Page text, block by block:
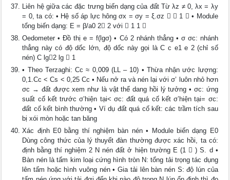
Liên hệ giữa các đặc trưng biến dạng của đất Từ λz ≠ 0, λx = λy
= 0, ta có: • Hệ số áp lực hông σx = σy = ξ.σz   1  • Module
tổng biến dạng: E = β/a0 2 2 với  1 1 
Oedometer • Đồ thị e = f(lgσ) • Có 2 nhánh thẳng • σ σc: nhánh
thẳng này có độ dốc lớn, độ dốc này gọi là C c e1 e 2 (chỉ số
nén) C lg2 lg  1
• Theo Terzaghi: Cc ≈ 0,009 (LL – 10) • Thừa nhận ước lượng:
0,1.Cc < Cs < 0,25 Cc • Nếu nở ra và nén lại với σ’ luôn nhỏ hơn
σc → đất được xem như là vật thể dang hồi lý tưởng • σc: ứng
suất cố kết trước σ’hiện tại< σc: đất quá cố kết σ’hiện tại= σc:
đất cố kết bình thường • Ví dụ đất quá cố kết: các trầm tích sau
bị xói mòn hoặc tan băng
Xác định E0 bằng thí nghiệm bàn nén • Module biến dạng E0
Dùng công thức của lý thuyết đàn thường được xác hồi, ta có:
định bằng thí nghiệm 2 N nén đất ở hiện trường E (1  ) S. d •
Bàn nén là tấm kim loại cứng hình tròn N: tổng tải trọng tác dụng
lên tấm hoặc hình vuông nén • Gia tải lên bàn nén S: độ lún của